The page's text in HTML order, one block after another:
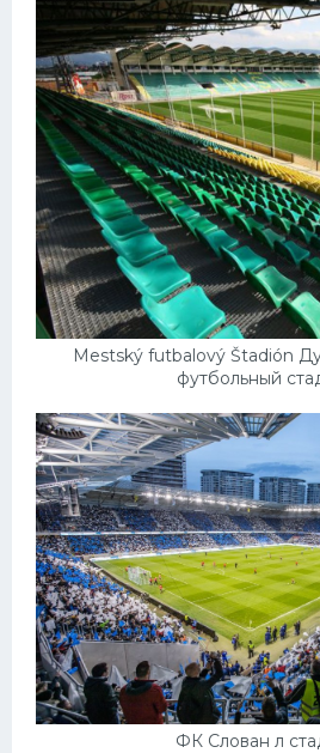
Mestský futbalový Štadión
футбольный
ФК Слован л